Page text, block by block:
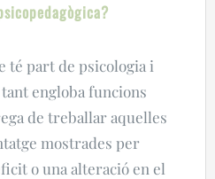
té part de psicologia i
engloba funcions
de treballar aquelles
mostrades per
o una alteració en el